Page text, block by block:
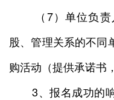
（7）单位负责
股、管理关系的不同
购活动（提供承诺书
3、报名成功的响